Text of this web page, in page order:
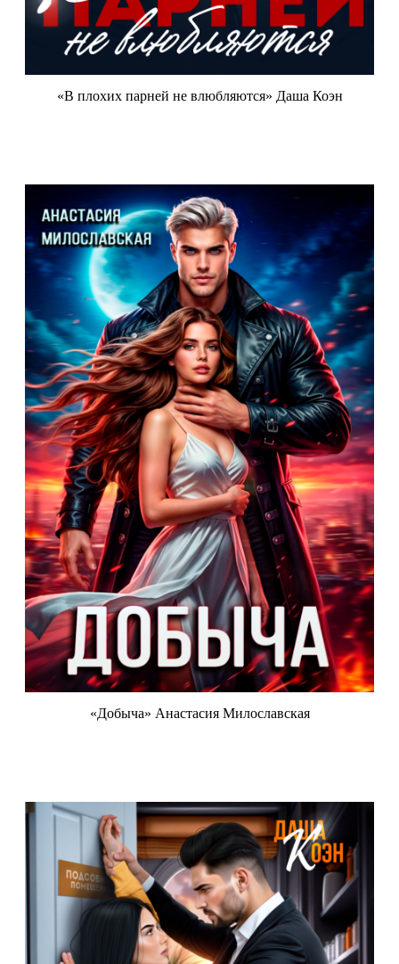
«В плохих парней не влюбляются» Даша Коэн
«Добыча» Анастасия Милославская